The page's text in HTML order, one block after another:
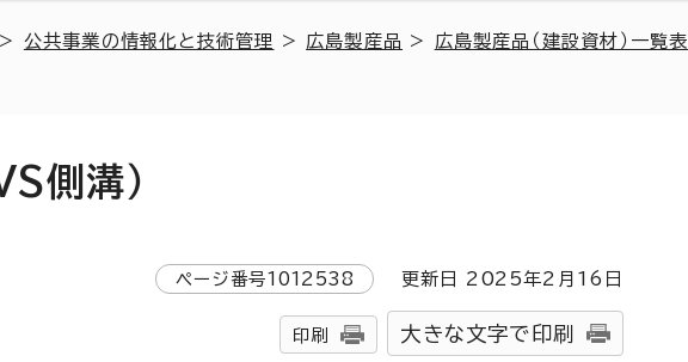
> 公共事業の情報化と技術管理 > 広島製産品 > 広島製産品（建設資材）一覧表
側溝）
ページ番号1012538 更新日 2025年2月 16 日
印刷 大きな文字で印刷